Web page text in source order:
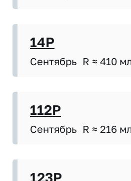
14P
Сентябрь R ≈ 410
112P
Сентябрь R ≈ 216
123P